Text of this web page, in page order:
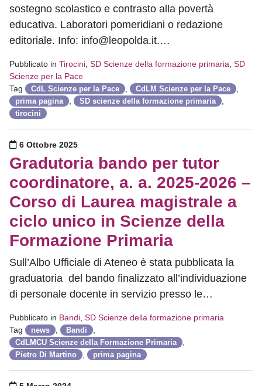
sostegno scolastico e contrasto alla povertà
educativa. Laboratori pomeridiani o redazione
editoriale. Info: info@leopolda.it.…
Pubblicato in Tirocini, SD Scienze della formazione primaria, SD
Scienze per la Pace
Tag
CdL Scienze per la Pace , CdLM Scienze per la Pace ,
prima pagina , SD scienze della formazione primaria ,
tirocini
Pubblicato il
6 Ottobre 2025
Gradutoria bando per tutor
coordinatore, a. a. 2025-2026 –
Corso di Laurea magistrale a
ciclo unico in Scienze della
Formazione Primaria
Sull’Albo Ufficiale di Ateneo è stata pubblicata la
graduatoria del bando finalizzato all’individuazione
di personale docente in servizio presso le…
Pubblicato in Bandi, SD Scienze della formazione primaria
Tag
news , Bandi ,
CdLMCU Scienze della Formazione Primaria ,
Pietro Di Martino , prima pagina